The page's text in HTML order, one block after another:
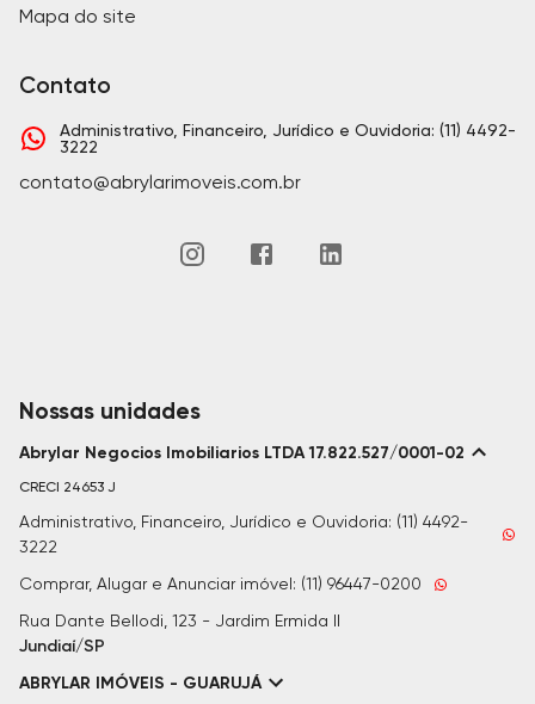
Mapa do site
Contato
Administrativo, Financeiro, Jurídico e Ouvidoria: (11) 4492-
3222
contato@abrylarimoveis.com.br
Nossas unidades
Abrylar Negocios Imobiliarios LTDA 17.822.527/0001-02
CRECI 24653 J
Administrativo, Financeiro, Jurídico e Ouvidoria: (11) 4492-
3222
Comprar, Alugar e Anunciar imóvel: (11) 96447-0200
Rua Dante Bellodi, 123 - Jardim Ermida II
Jundiaí/SP
ABRYLAR IMÓVEIS - GUARUJÁ